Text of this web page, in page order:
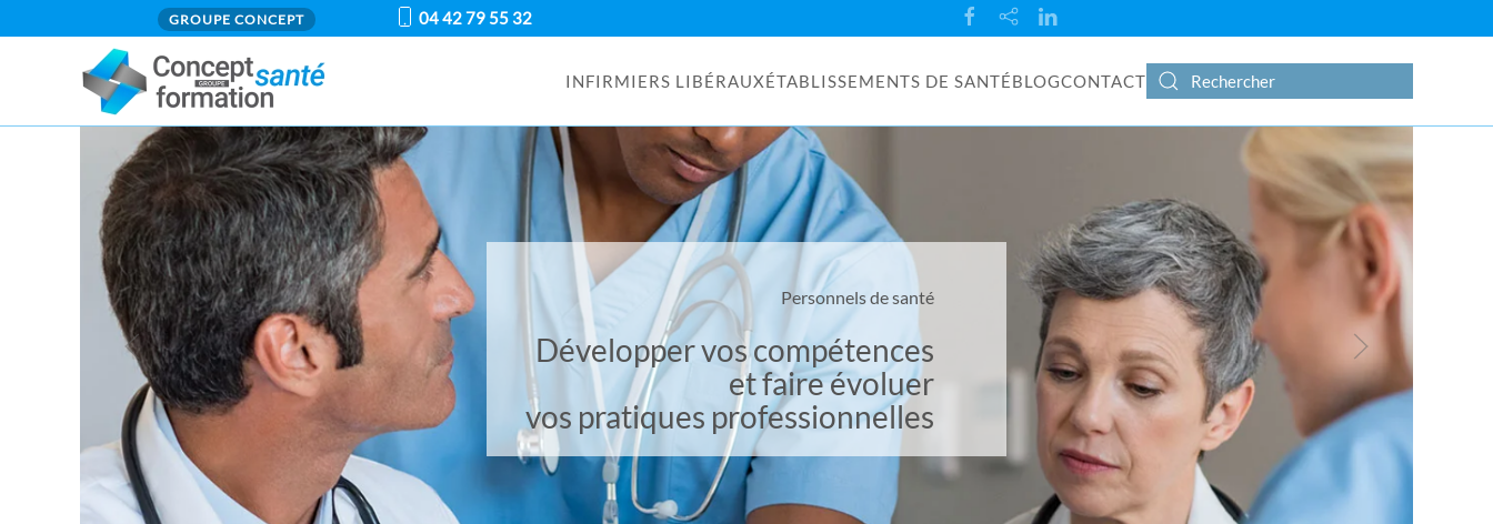
GROUPE CONCEPT 04 42 79 55 32
INFIRMIERS LIBÉRAUXÉTABLISSEMENTS DE SANTÉBLOGCONTACT
Personnels de santé
Développer vos compétences
et faire évoluer
vos pratiques professionnelles